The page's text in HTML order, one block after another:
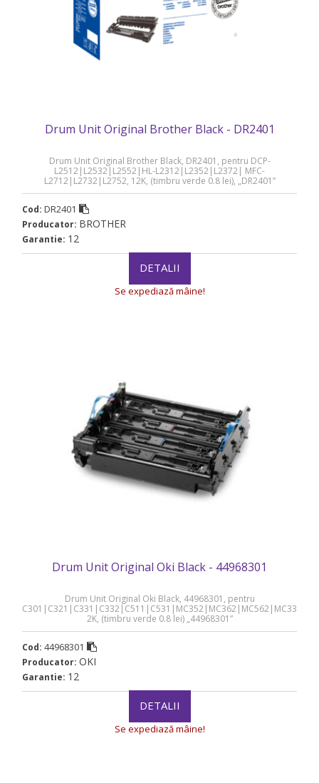
Drum Unit Original Brother Black - DR2401
Drum Unit Original Brother Black, DR2401, pentru DCP-
L2512|L2532|L2552|HL-L2312|L2352|L2372| MFC-
L2712|L2732|L2752, 12K, (timbru verde 0.8 lei), „DR2401”
Cod: DR2401
Producator: BROTHER
Garantie: 12
DETALII
Se expediază mâine!
Drum Unit Original Oki Black - 44968301
Drum Unit Original Oki Black, 44968301, pentru
2K, (timbru verde 0.8 lei) „44968301”
Cod: 44968301
Producator: OKI
Garantie: 12
DETALII
Se expediază mâine!